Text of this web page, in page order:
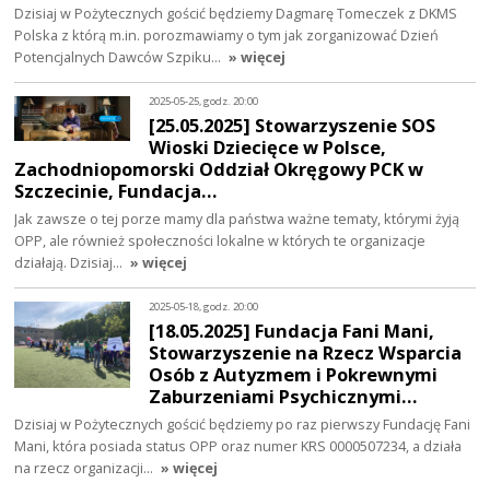
Dzisiaj w Pożytecznych gościć będziemy Dagmarę Tomeczek z DKMS
Polska z którą m.in. porozmawiamy o tym jak zorganizować Dzień
Potencjalnych Dawców Szpiku… » więcej
2025-05-25, godz. 20:00
[25.05.2025] Stowarzyszenie SOS
Wioski Dziecięce w Polsce,
Zachodniopomorski Oddział Okręgowy PCK w
Szczecinie, Fundacja…
Jak zawsze o tej porze mamy dla państwa ważne tematy, którymi żyją
OPP, ale również społeczności lokalne w których te organizacje
działają. Dzisiaj… » więcej
2025-05-18, godz. 20:00
[18.05.2025] Fundacja Fani Mani,
Stowarzyszenie na Rzecz Wsparcia
Osób z Autyzmem i Pokrewnymi
Zaburzeniami Psychicznymi…
Dzisiaj w Pożytecznych gościć będziemy po raz pierwszy Fundację Fani
Mani, która posiada status OPP oraz numer KRS 0000507234, a działa
na rzecz organizacji… » więcej